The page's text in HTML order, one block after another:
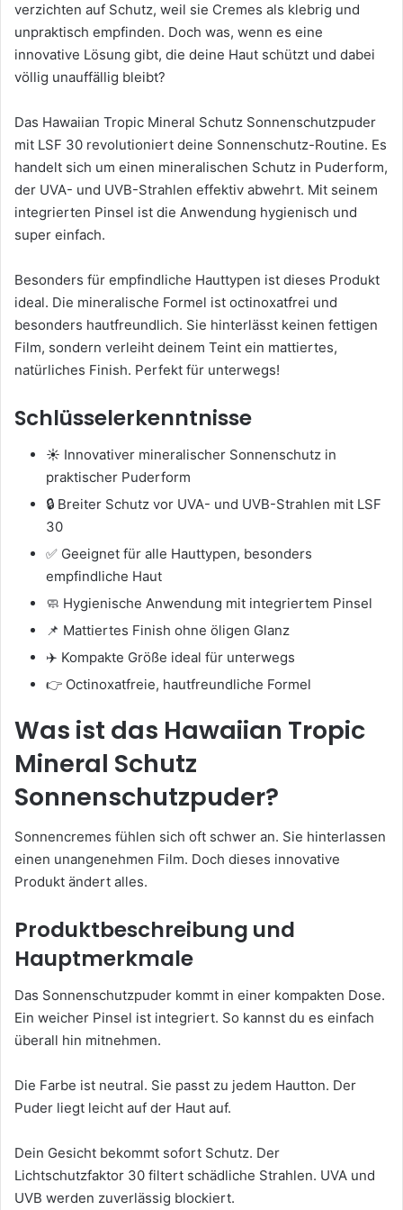
verzichten auf Schutz, weil sie Cremes als klebrig und
unpraktisch empfinden. Doch was, wenn es eine
innovative Lösung gibt, die deine Haut schützt und dabei
völlig unauffällig bleibt?
Das Hawaiian Tropic Mineral Schutz Sonnenschutzpuder
mit LSF 30 revolutioniert deine Sonnenschutz-Routine. Es
handelt sich um einen mineralischen Schutz in Puderform,
der UVA- und UVB-Strahlen effektiv abwehrt. Mit seinem
integrierten Pinsel ist die Anwendung hygienisch und
super einfach.
Besonders für empfindliche Hauttypen ist dieses Produkt
ideal. Die mineralische Formel ist octinoxatfrei und
besonders hautfreundlich. Sie hinterlässt keinen fettigen
Film, sondern verleiht deinem Teint ein mattiertes,
natürliches Finish. Perfekt für unterwegs!
Schlüsselerkenntnisse
☀️ Innovativer mineralischer Sonnenschutz in
praktischer Puderform
🔒 Breiter Schutz vor UVA- und UVB-Strahlen mit LSF
30
✅ Geeignet für alle Hauttypen, besonders
empfindliche Haut
🧼 Hygienische Anwendung mit integriertem Pinsel
📌 Mattiertes Finish ohne öligen Glanz
✈️ Kompakte Größe ideal für unterwegs
👉 Octinoxatfreie, hautfreundliche Formel
Was ist das Hawaiian Tropic
Mineral Schutz
Sonnenschutzpuder?
Sonnencremes fühlen sich oft schwer an. Sie hinterlassen
einen unangenehmen Film. Doch dieses innovative
Produkt ändert alles.
Produktbeschreibung und
Hauptmerkmale
Das Sonnenschutzpuder kommt in einer kompakten Dose.
Ein weicher Pinsel ist integriert. So kannst du es einfach
überall hin mitnehmen.
Die Farbe ist neutral. Sie passt zu jedem Hautton. Der
Puder liegt leicht auf der Haut auf.
Dein Gesicht bekommt sofort Schutz. Der
Lichtschutzfaktor 30 filtert schädliche Strahlen. UVA und
UVB werden zuverlässig blockiert.